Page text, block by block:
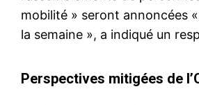
mobilité » seront annoncées «
la semaine », a indiqué un
Perspectives mitigées de